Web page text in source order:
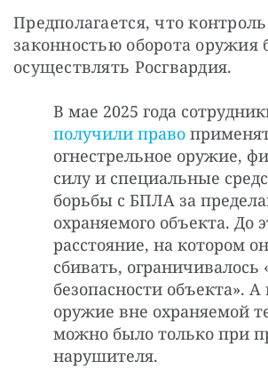
Предполагается, что контроль
законностью оборота оружия
осуществлять Росгвардия.
В мае 2025 года
получили право
огнестрельное оружие,
силу и специальные
борьбы с БПЛА за
охраняемого объекта. До
расстояние, на котором
сбивать, ограничивалось
безопасности объекта».
оружие вне охраняемой
можно было только при
нарушителя.